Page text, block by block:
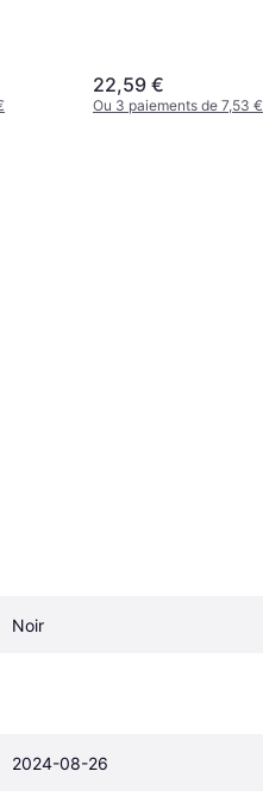
22,59 €
Ou 3 paiements de 7,53 €
Noir
2024-08-26